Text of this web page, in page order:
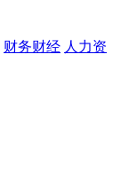
财务财经 人力资